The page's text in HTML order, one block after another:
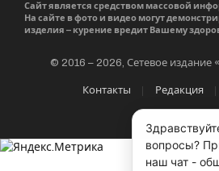
Сайт является средством массовой
На сайте в фото и видео могут
изделия – курение вредит Вашему
© 2016 – 2026, Сетевое издание
Контакты Редакция
вопросы?
наш чат -